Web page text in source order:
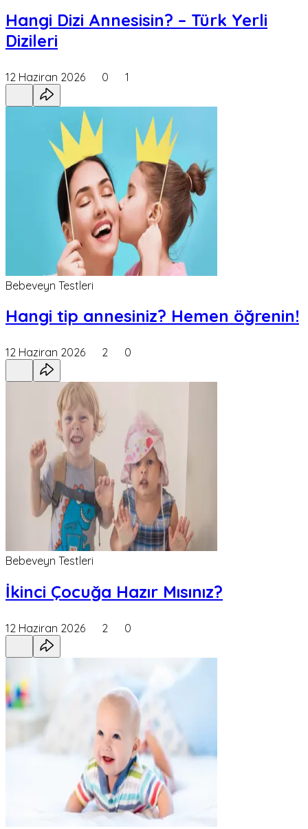
Hangi Dizi Annesisin? – Türk Yerli
Dizileri
12 Haziran 2026 0 1
Bebeveyn Testleri
Hangi tip annesiniz? Hemen öğrenin!
12 Haziran 2026 2 0
Bebeveyn Testleri
İkinci Çocuğa Hazır Mısınız?
12 Haziran 2026 2 0